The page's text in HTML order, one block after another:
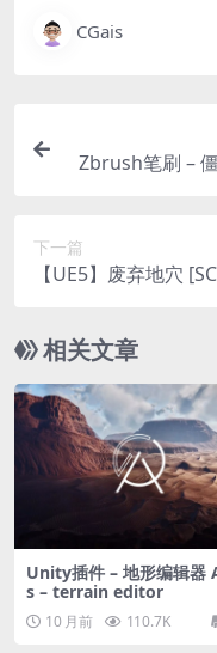
CGais
Zbrush笔刷 –
下一篇
【UE5】废弃地穴
相关文章
Unity插件 – 地形编辑器
s – terrain editor
10 月前 110.7K